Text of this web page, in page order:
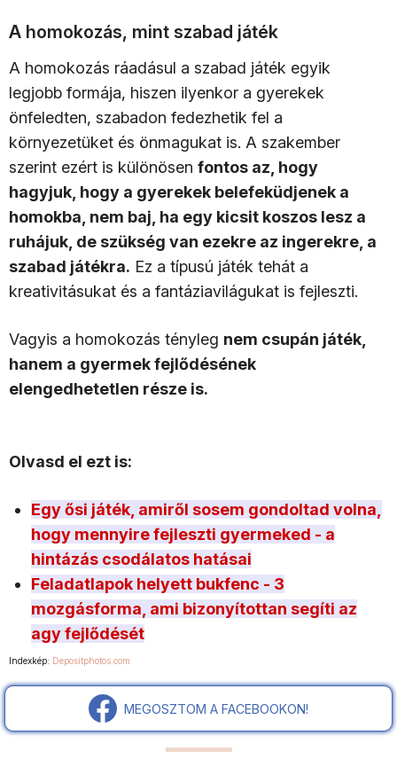
A homokozás, mint szabad játék
A homokozás ráadásul a szabad játék egyik
legjobb formája, hiszen ilyenkor a gyerekek
önfeledten, szabadon fedezhetik fel a
környezetüket és önmagukat is. A szakember
szerint ezért is különösen fontos az, hogy
hagyjuk, hogy a gyerekek belefeküdjenek a
homokba, nem baj, ha egy kicsit koszos lesz a
ruhájuk, de szükség van ezekre az ingerekre, a
szabad játékra. Ez a típusú játék tehát a
kreativitásukat és a fantáziavilágukat is fejleszti.
Vagyis a homokozás tényleg nem csupán játék,
hanem a gyermek fejlődésének
elengedhetetlen része is.
Olvasd el ezt is:
Egy ősi játék, amiről sosem gondoltad volna,
hogy mennyire fejleszti gyermeked - a
hintázás csodálatos hatásai
Feladatlapok helyett bukfenc - 3
mozgásforma, ami bizonyítottan segíti az
agy fejlődését
Indexkép: Depositphotos.com
MEGOSZTOM A FACEBOOKON!